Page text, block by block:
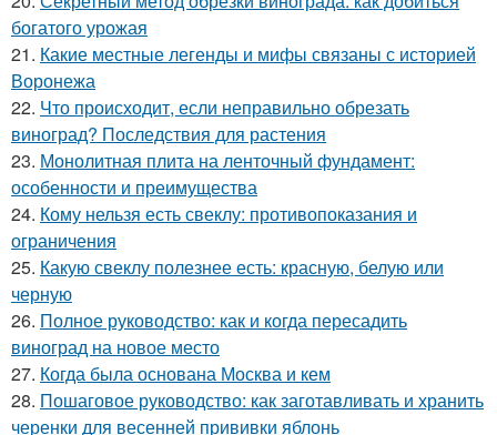
богатого урожая
21. Какие местные легенды и мифы связаны с историей
Воронежа
22. Что происходит, если неправильно обрезать
виноград? Последствия для растения
23. Монолитная плита на ленточный фундамент:
особенности и преимущества
24. Кому нельзя есть свеклу: противопоказания и
ограничения
25. Какую свеклу полезнее есть: красную, белую или
черную
26. Полное руководство: как и когда пересадить
виноград на новое место
27. Когда была основана Москва и кем
28. Пошаговое руководство: как заготавливать и хранить
черенки для весенней прививки яблонь